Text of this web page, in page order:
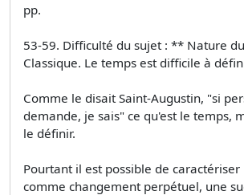
pp.
53-59. Difficulté du sujet : ** Nature
Classique. Le temps est difficile à
Comme le disait Saint-Augustin, "si
demande, je sais" ce qu'est le temps,
le définir.
Pourtant il est possible de
comme changement perpétuel, une